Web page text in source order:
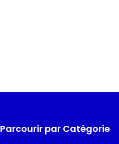
Parcourir par Catégorie